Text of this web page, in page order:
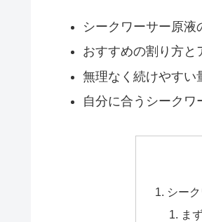
シークワーサー原液
おすすめの割り方と
無理なく続けやすい
自分に合うシークワ
シー
ま